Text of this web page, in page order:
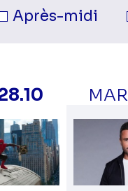
Après-midi
MAR